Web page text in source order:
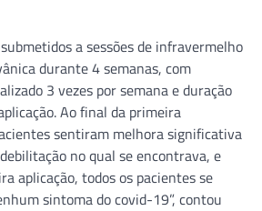
a sessões de infravermelho
durante 4 semanas, com
3 vezes por semana e duração
Ao final da primeira
sentiram melhora significativa
no qual se encontrava, e
aplicação, todos os pacientes se
sintoma do covid-19”, contou